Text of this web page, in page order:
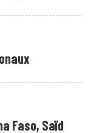
Faso, Saïd